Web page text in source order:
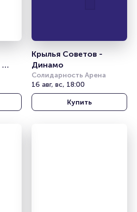
Крылья Советов -
Динамо
Солидарность Арена
16 авг, вс, 18:00
Купить